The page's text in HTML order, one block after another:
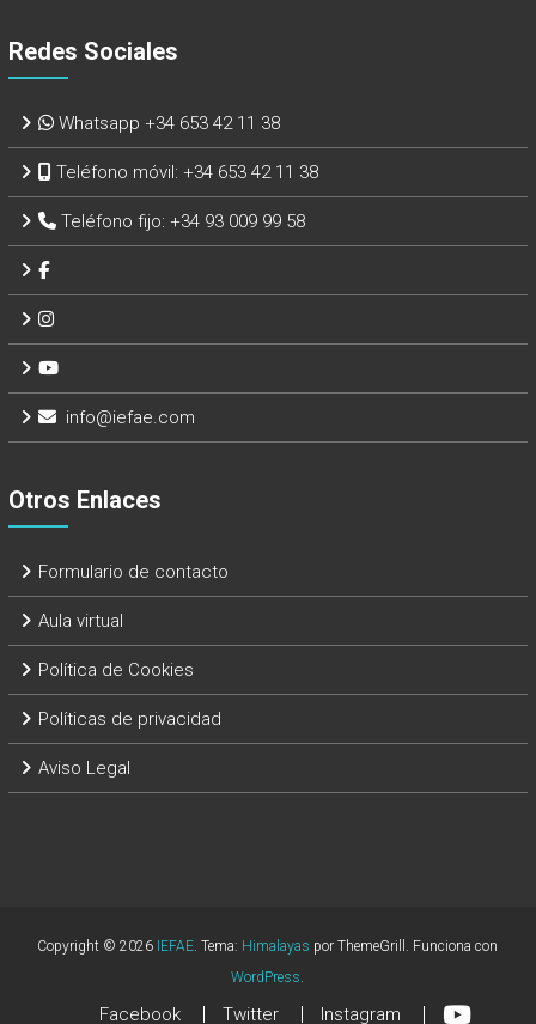
Redes Sociales
Whatsapp +34 653 42 11 38
Teléfono móvil: +34 653 42 11 38
Teléfono fijo: +34 93 009 99 58
info@iefae.com
Otros Enlaces
Formulario de contacto
Aula virtual
Política de Cookies
Políticas de privacidad
Aviso Legal
Copyright © 2026 IEFAE. Tema: Himalayas por ThemeGrill. Funciona con
WordPress.
Facebook Twitter Instagram